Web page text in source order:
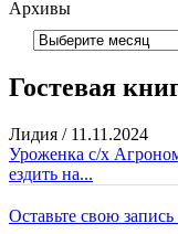
Архивы
Гостевая
Лидия / 11.11.2024
Уроженка с/х
ездить на...
Оставьте свою